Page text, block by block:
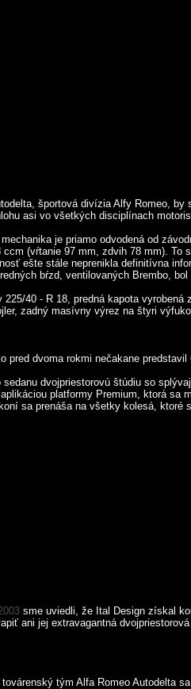
športová divízia Alfy Romeo,
asi vo všetkých disciplínach
je priamo odvodená od
(vŕtanie 97 mm, zdvih 78 mm).
ešte stále neprenikla definitívna
bŕzd, ventilovaných Brembo,
40 - R 18, predná kapota
zadný masívny výrez na štyri
dvoma rokmi nečakane
dvojpriestorovú štúdiu so
platformy Premium, ktorá
sa prenáša na všetky kolesá, ktoré
sme uviedli, že Ital Design získal
ani jej extravagantná
tým Alfa Romeo Autodelta